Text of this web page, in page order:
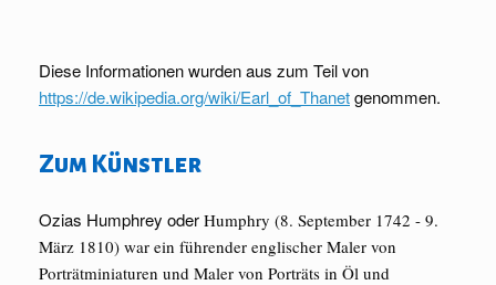
Diese Informationen wurden aus zum Teil von
https://de.wikipedia.org/wiki/Earl_of_Thanetgenommen.
Zum Künstler
Ozias Humphrey oder Humphry (8. September 1742 - 9.
März 1810) war ein führender englischer Maler von
Porträtminiaturen und Maler von Porträts in Öl und